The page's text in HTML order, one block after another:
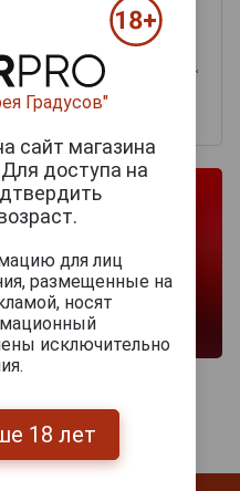
Градусов"
сайт магазина
Для доступа на
для лиц
размещенные на
носят
исключительно
18 лет